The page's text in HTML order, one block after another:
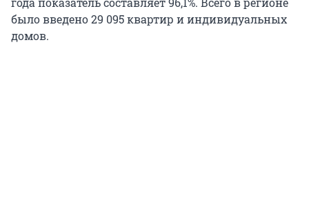
было введено 29 095 квартир и индивидуальных
домов.